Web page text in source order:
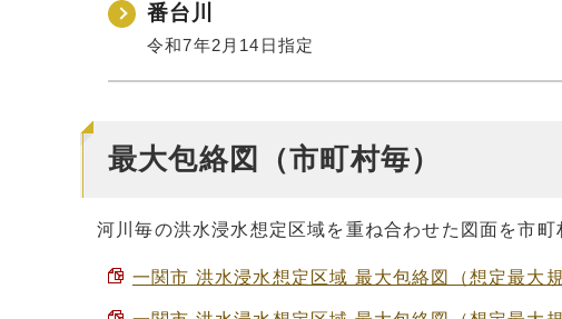
番台川
令和7年2月14日指定
最大包絡図（市町村毎）
河川毎の洪水浸水想定区域を重ね合わせた図面を市町
一関市 洪水浸水想定区域 最大包絡図（想定最大